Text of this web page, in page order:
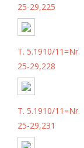
25-29,225
T. 5.1910/11=Nr.
25-29,228
T. 5.1910/11=Nr.
25-29,231